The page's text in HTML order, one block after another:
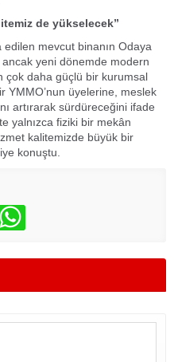
de yükselecek”
mevcut binanın Odaya
yeni dönemde modern
çok daha güçlü bir kurumsal
YMMO’nun üyelerine, meslek
artırarak sürdüreceğini ifade
yalnızca fiziki bir mekân
kalitemizde büyük bir
konuştu.